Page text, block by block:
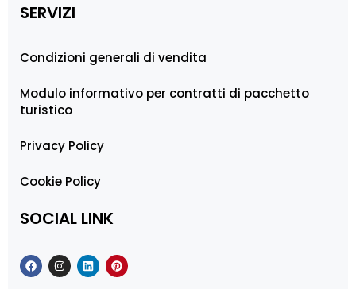
SERVIZI
Condizioni generali di vendita
Modulo informativo per contratti di pacchetto
turistico
Privacy Policy
Cookie Policy
SOCIAL LINK